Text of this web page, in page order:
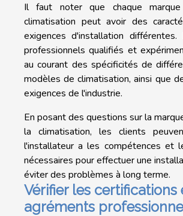
Il faut noter que chaque
climatisation peut avoir des
exigences d'installation différentes.
professionnels qualifiés et
au courant des spécificités de
modèles de climatisation, ainsi que
exigences de l'industrie.
En posant des questions sur la
la climatisation, les clients
l'installateur a les compétences et
nécessaires pour effectuer une
éviter des problèmes à long terme.
Vérifier les certifications
agréments